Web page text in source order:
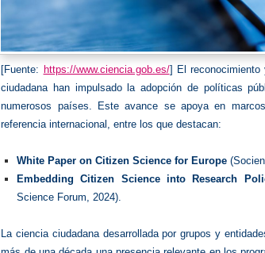
[Fuente: https://www.ciencia.gob.es/] El
ciudadana han impulsado la adopción de políticas
numerosos países. Este avance se apoya en
referencia internacional, entre los que destacan:
White Paper on Citizen Science for Europe
Embedding Citizen Science into Research
Science Forum, 2024).
La ciencia ciudadana desarrollada por grupos y